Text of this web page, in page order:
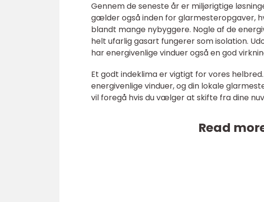
Gennem de seneste år er miljørigtige
gælder også inden for glarmesteropgaver,
blandt mange nybyggere. Nogle af de
helt ufarlig gasart fungerer som isolation.
har energivenlige vinduer også en god
Et godt indeklima er vigtigt for vores
energivenlige vinduer, og din lokale
vil foregå hvis du vælger at skifte fra dine
Read